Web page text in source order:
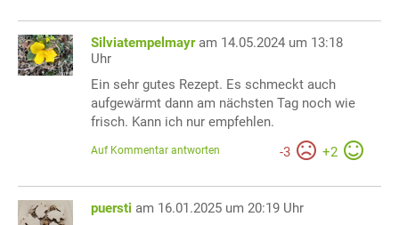
Silviatempelmayr am 14.05.2024 um 13:18
Uhr
Ein sehr gutes Rezept. Es schmeckt auch
aufgewärmt dann am nächsten Tag noch wie
frisch. Kann ich nur empfehlen.
-3 +2
Auf Kommentar antworten
puersti am 16.01.2025 um 20:19 Uhr